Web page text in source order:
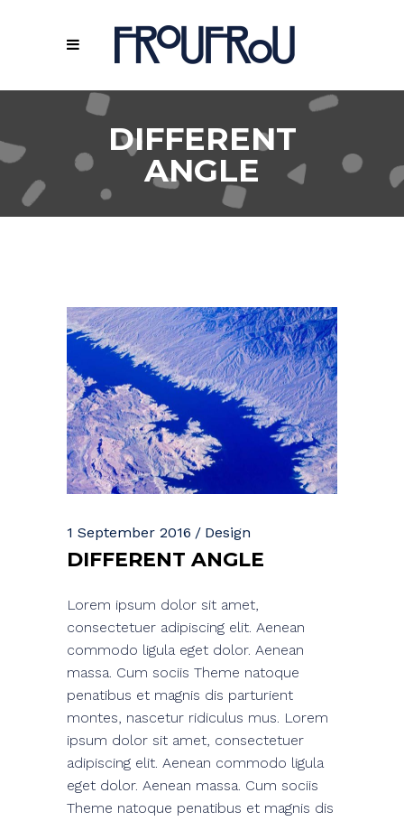
DIFFERENT
ANGLE
1 September 2016 Design
DIFFERENT ANGLE
Lorem ipsum dolor sit amet,
consectetuer adipiscing elit. Aenean
commodo ligula eget dolor. Aenean
massa. Cum sociis Theme natoque
penatibus et magnis dis parturient
montes, nascetur ridiculus mus. Lorem
ipsum dolor sit amet, consectetuer
adipiscing elit. Aenean commodo ligula
eget dolor. Aenean massa. Cum sociis
Theme natoque penatibus et magnis dis